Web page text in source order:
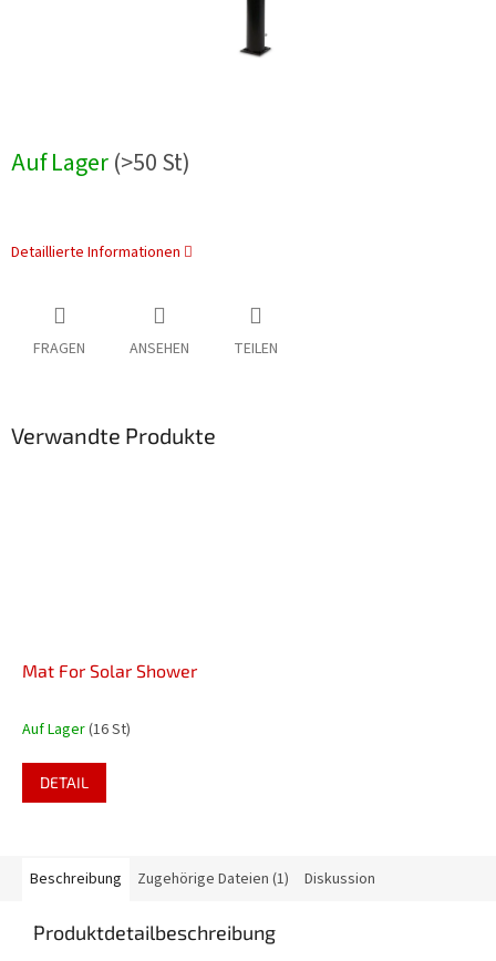
Auf Lager(>50 St)
Detaillierte Informationen
FRAGEN ANSEHEN TEILEN
Verwandte Produkte
Mat For Solar Shower
Auf Lager(16 St)
DETAIL
Beschreibung Zugehörige Dateien (1) Diskussion
Produktdetailbeschreibung